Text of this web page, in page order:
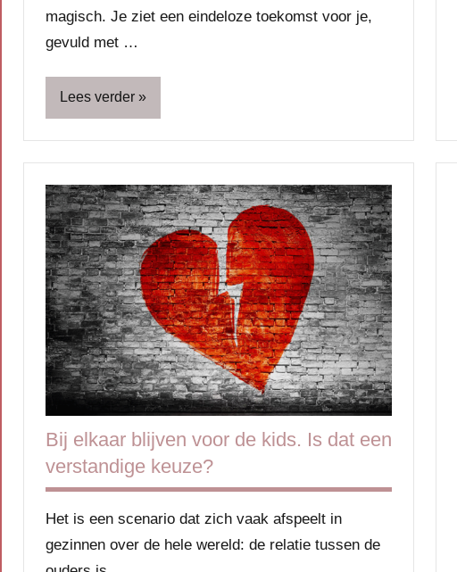
magisch. Je ziet een eindeloze toekomst voor je,
gevuld met …
Lees verder
Ouders
Relatie
&
seks
Scheiding
Bij elkaar blijven voor de kids. Is dat een
verstandige keuze?
Het is een scenario dat zich vaak afspeelt in
gezinnen over de hele wereld: de relatie tussen de